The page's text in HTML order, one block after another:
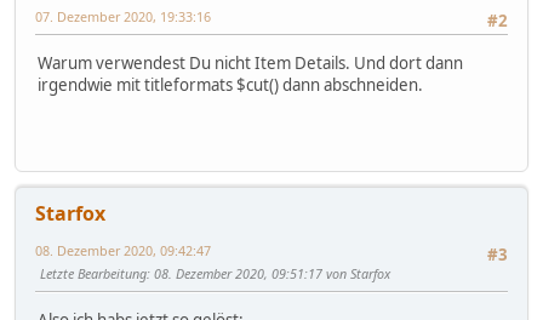
#2
07. Dezember 2020, 19:33:16
Warum verwendest Du nicht Item Details. Und dort dann
irgendwie mit titleformats $cut() dann abschneiden.
Starfox
#3
08. Dezember 2020, 09:42:47
Letzte Bearbeitung: 08. Dezember 2020, 09:51:17 von Starfox